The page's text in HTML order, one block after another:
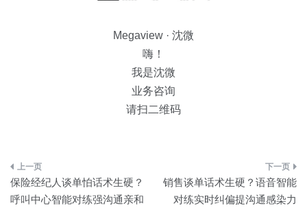
Megaview · 沈微
嗨！
我是沈微
业务咨询
请扫二维码
文
章
保险经纪人谈单怕话术生硬？
呼叫中心智能对练强沟通亲和
销售谈单话术生硬？语音智能
对练实时纠偏提沟通感染力